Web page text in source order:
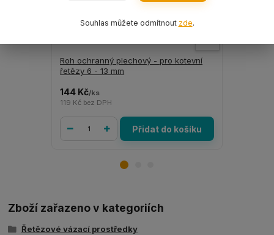
Roh ochranný plechový - pro kotevní
řetězy 6 - 13 mm
144 Kč/ks
119 Kč bez DPH
Přidat do košíku
Zboží zařazeno v kategoriích
Řetězové vázací prostředky
Souhlas můžete odmítnout zde.